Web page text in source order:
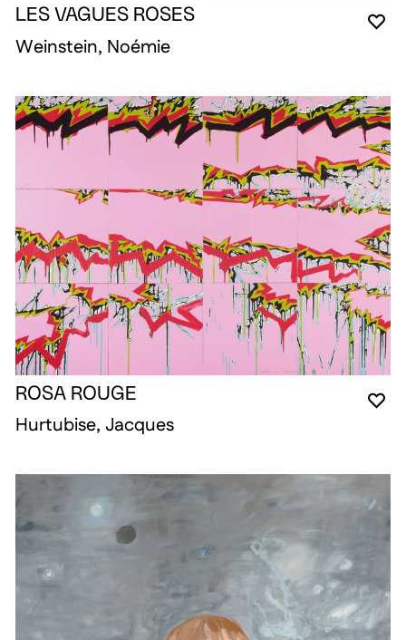
LES VAGUES ROSES
Weinstein, Noémie
ROSA ROUGE
Hurtubise, Jacques